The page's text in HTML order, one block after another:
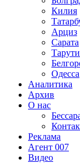
Килия
Арциз
Сарата
Одесса
Аналитика
Архив
О нас
Реклама
Агент 007
Видео